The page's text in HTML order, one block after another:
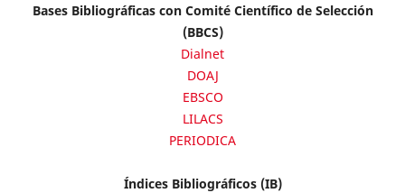
Bases Bibliográficas con Comité Científico de Selección
(BBCS)
Dialnet
DOAJ
EBSCO
LILACS
PERIODICA
Índices Bibliográficos (IB)